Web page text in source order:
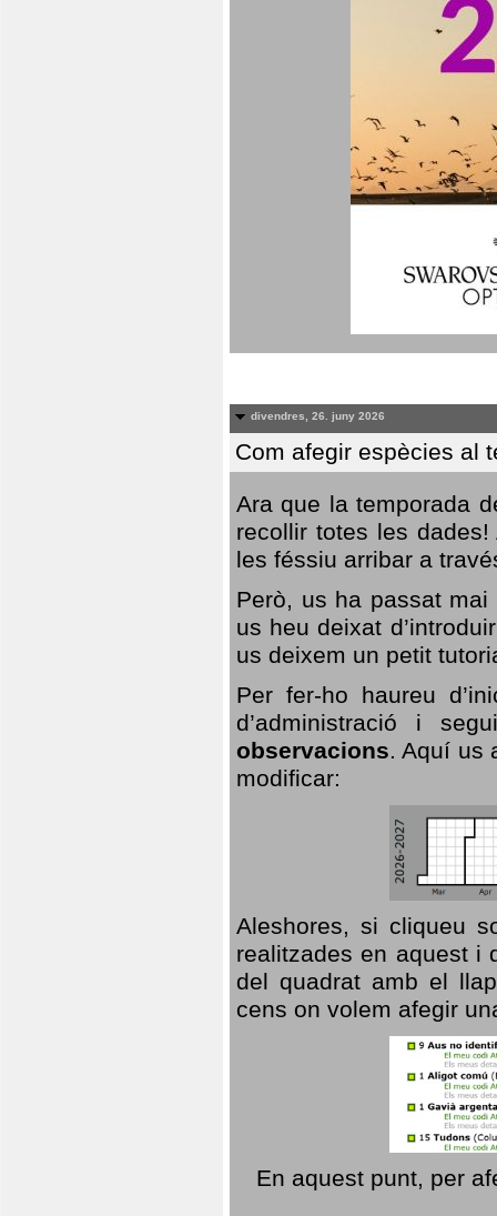
divendres, 26. juny 2026
Com afegir espècies al
Ara que la temporada
recollir totes les
les féssiu arribar a
Però, us ha passat
us heu deixat
us deixem un petit
Per fer-ho haureu
d’administració i
observacions. Aquí us
modificar:
Aleshores, si cliqueu
realitzades en aquest i
del quadrat amb el
cens on volem afegir
En aquest punt, per